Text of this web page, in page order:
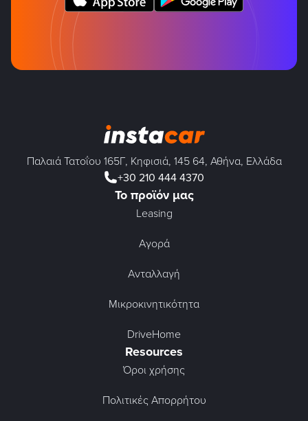
Παλαιά Τατοΐου 165Γ, Κηφισιά, 145 64, Αθήνα, Ελλάδα
+30 210 444 4370
Το προϊόν μας
Leasing
Αγορά
Ανταλλαγή
Μικροκινητικότητα
DriveHome
Resources
Όροι χρήσης
Πολιτικές Απορρήτου